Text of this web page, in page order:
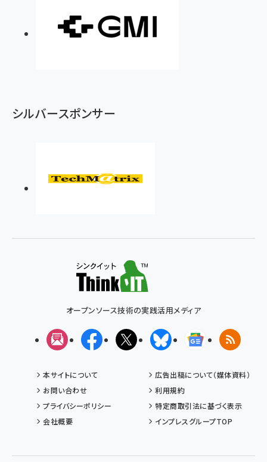
シルバースポンサー
オープンソース技術の実践活用メディア
メルマガFacebookX(エックス)BlueskyGoogleニュ
RSS
本サイトについて
広告出稿について（媒体資料）
お問い合わせ
利用規約
プライバシーポリシー
特定商取引法に基づく表示
会社概要
インプレスグループTOP